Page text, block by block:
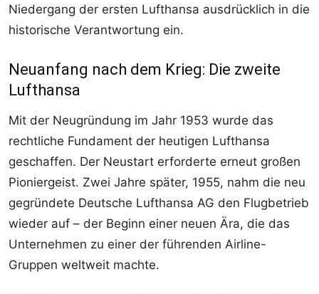
Niedergang der ersten Lufthansa ausdrücklich in die
historische Verantwortung ein.
Neuanfang nach dem Krieg: Die zweite
Lufthansa
Mit der Neugründung im Jahr 1953 wurde das
rechtliche Fundament der heutigen Lufthansa
geschaffen. Der Neustart erforderte erneut großen
Pioniergeist. Zwei Jahre später, 1955, nahm die neu
gegründete Deutsche Lufthansa AG den Flugbetrieb
wieder auf – der Beginn einer neuen Ära, die das
Unternehmen zu einer der führenden Airline-
Gruppen weltweit machte.